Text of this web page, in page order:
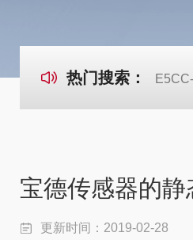
热门搜索：
宝德传感器的静
更新时间：2019-02-28